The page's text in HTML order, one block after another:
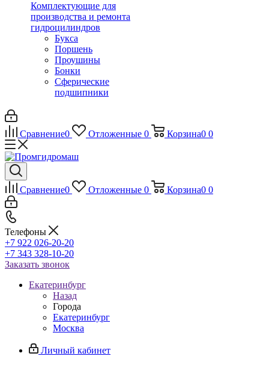
Комплектующие для
производства и ремонта
гидроцилиндров
Букса
Поршень
Проушины
Бонки
Сферические
подшипники
Сравнение0 Отложенные 0 Корзина0 0
Сравнение0 Отложенные 0 Корзина0 0
Телефоны
+7 922 026-20-20
+7 343 328-10-20
Заказать звонок
Екатеринбург
Назад
Города
Екатеринбург
Москва
Личный кабинет